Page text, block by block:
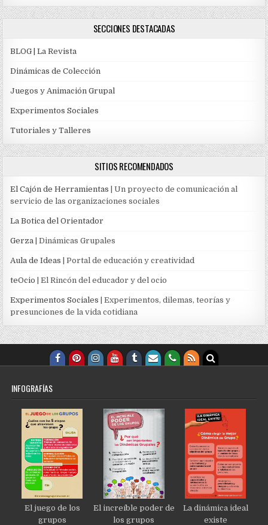
SECCIONES DESTACADAS
BLOG | La Revista
Dinámicas de Colección
Juegos y Animación Grupal
Experimentos Sociales
Tutoriales y Talleres
SITIOS RECOMENDADOS
El Cajón de Herramientas | Un proyecto de comunicación al
servicio de las organizaciones sociales
La Botica del Orientador
Gerza | Dinámicas Grupales
Aula de Ideas | Portal de educación y creatividad
teOcio | El Rincón del educador y del ocio
Experimentos Sociales | Experimentos, dilemas, teorías y
presunciones de la vida cotidiana
INFOGRAFÍAS
El juego de los
grupos
El increíble poder de
los grupos
La dinámica ideal
existe